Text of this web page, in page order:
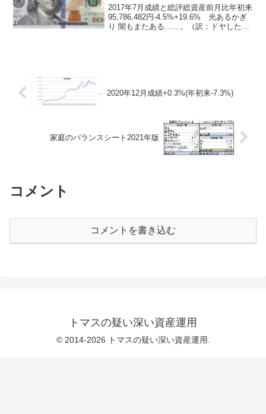
2017年7月成績と総評総資産前月比年初来
95,786,482円-4.5%+19.6% 光あるかぎ
り 闇もまたある……。（訳：ドヤしたら
2020年12月成績+0.3%(年初来-7.3%)
家庭のバランスシート2021年版
コメント
コメントを書き込む
トマスの疑い深い資産運用
© 2014-2026 トマスの疑い深い資産運用.